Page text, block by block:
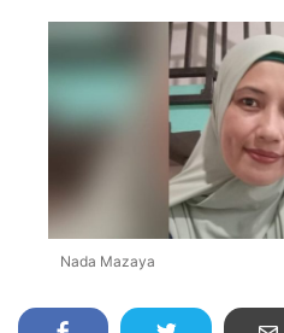
Nada Mazaya